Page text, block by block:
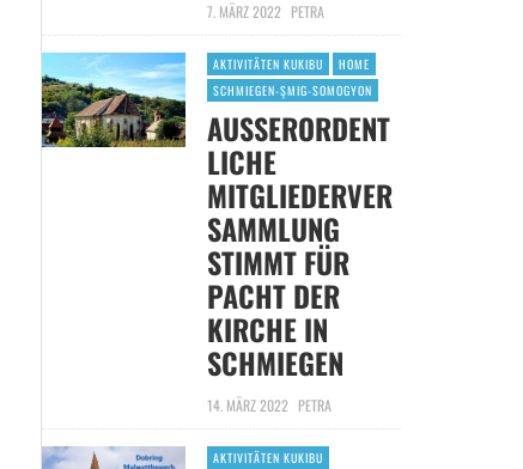
7. MÄRZ 2022 PETRA
AKTIVITÄTEN KUKIBU
HOME
SCHMIEGEN-ŞMIG-SOMOGYON
AUSSERORDENTL
ICHE M
ITGLIEDERVERS
AMMLUNG S
TIMMT FÜR P
ACHT DER K
IRCHE IN S
CHMIEGEN
14. MÄRZ 2022 PETRA
AKTIVITÄTEN KUKIBU